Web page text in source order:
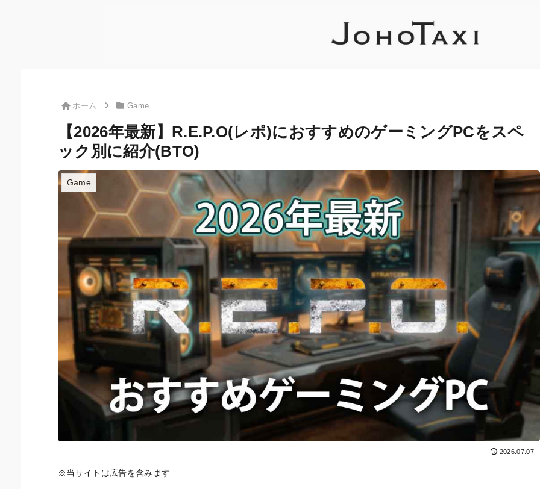
ホーム Game
【2026年最新】R.E.P.O(レポ)におすすめのゲーミングPCをスペ
ック別に紹介(BTO)
Game
2026.07.07
※当サイトは広告を含みます